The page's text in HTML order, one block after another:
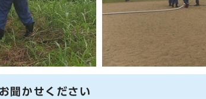
聞かせください